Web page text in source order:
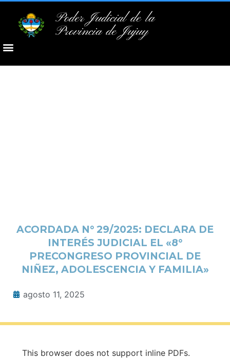
Poder Judicial de la
Provincia de Jujuy
ACORDADA N° 29/2025: DECLARA DE
INTERÉS JUDICIAL EL «8°
PRECONGRESO PROVINCIAL DE
NIÑEZ, ADOLESCENCIA Y FAMILIA»
agosto 11, 2025
This browser does not support inline PDFs.